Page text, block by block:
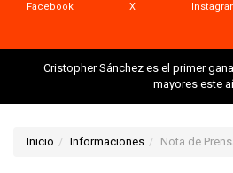
Facebook X
Cristopher Sánchez es el primer
mayores este
Inicio Informaciones Nota de